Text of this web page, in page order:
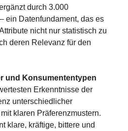
durch 3.000
ein Datenfundament, das es
nicht nur statistisch zu
deren Relevanz für den
und Konsumententypen
Erkenntnisse der
unterschiedlicher
klaren Präferenzmustern.
klare, kräftige, bittere und